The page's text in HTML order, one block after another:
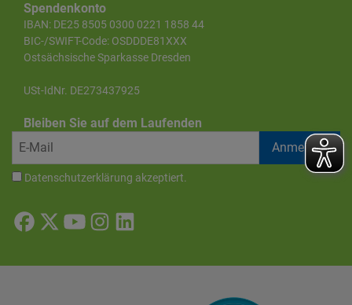
Spendenkonto
IBAN: DE25 8505 0300 0221 1858 44
BIC-/SWIFT-Code: OSDDDE81XXX
Ostsächsische Sparkasse Dresden
USt-IdNr. DE273437925
Bleiben Sie auf dem Laufenden
Datenschutzerklärung akzeptiert.